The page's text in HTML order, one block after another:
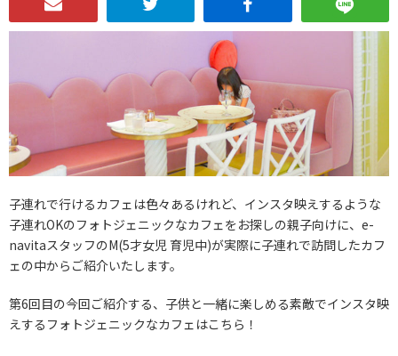
子連れで行けるカフェは色々あるけれど、インスタ映えするような
子連れOKのフォトジェニックなカフェをお探しの親子向けに、e-
navitaスタッフのM(5才女児 育児中)が実際に子連れで訪問したカフ
ェの中からご紹介いたします。
第6回目の今回ご紹介する、子供と一緒に楽しめる素敵でインスタ映
えするフォトジェニックなカフェはこちら！